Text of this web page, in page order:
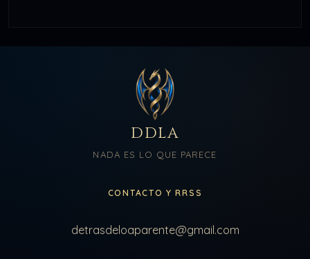
DDLA
NADA ES LO QUE PARECE
CONTACTO Y RRSS
detrasdeloaparente@gmail.com